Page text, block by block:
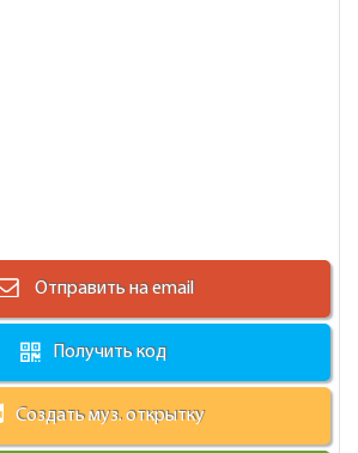
Отправить на email
Получить код
Создать муз. открытку